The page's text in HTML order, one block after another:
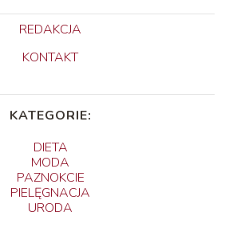
REDAKCJA
KONTAKT
KATEGORIE:
DIETA
MODA
PAZNOKCIE
PIELĘGNACJA
URODA